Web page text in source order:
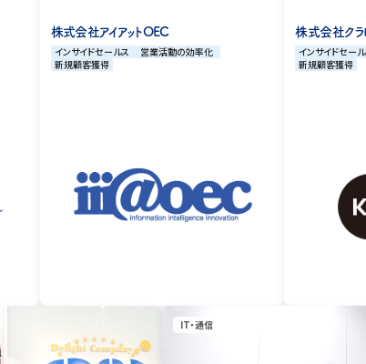
株式会社アイアットOEC
インサイドセールス
営業活動の効率化
新規顧客獲得
株式会社クラ
インサイドセー
新規顧客獲得
IT・通信